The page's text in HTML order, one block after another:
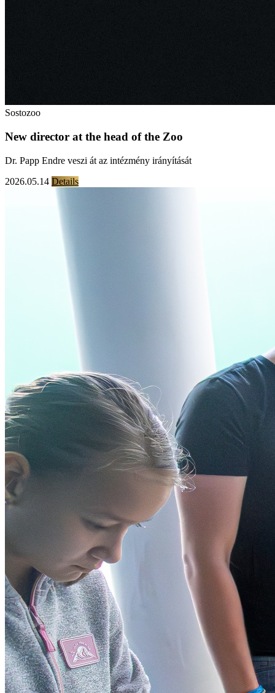
Sostozoo
New director at the head of the Zoo
Dr. Papp Endre veszi át az intézmény irányítását
2026.05.14 Details